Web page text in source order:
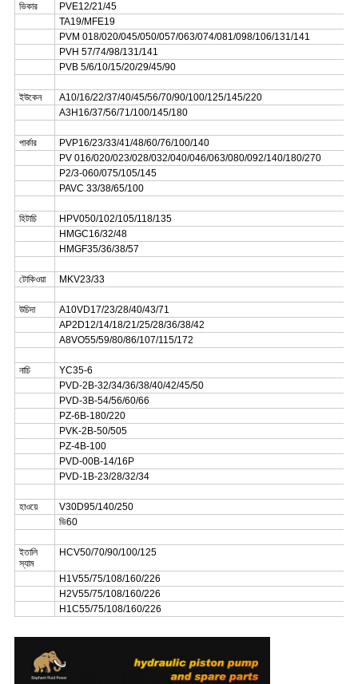
ভিকার
PVE12/21/45
TA19/MFE19
PVM 018/020/045/050/057/063/074/081/098/106/131/141
PVH 57/74/98/131/141
PVB 5/6/10/15/20/29/45/90
ইউকেন
A10/16/22/37/40/45/56/70/90/100/125/145/220
A3H16/37/56/71/100/145/180
পার্কার
PVP16/23/33/41/48/60/76/100/140
PV 016/020/023/028/032/040/046/063/080/092/140/180/270
P2/3-060/075/105/145
PAVC 33/38/65/100
হিটাচি
HPV050/102/105/118/135
HMGC16/32/48
HMGF35/36/38/57
টোকিওয়া MKV23/33
উচিদা
A10VD17/23/28/40/43/71
AP2D12/14/18/21/25/28/36/38/42
A8VO55/59/80/86/107/115/172
নাচি
YC35-6
PVD-2B-32/34/36/38/40/42/45/50
PVD-3B-54/56/60/66
PZ-6B-180/220
PVK-2B-50/505
PZ-4B-100
PVD-00B-14/16P
PVD-1B-23/28/32/34
হাওয়ে
V30D95/140/250
ভি60
ইতালি
স্যাম
HCV50/70/90/100/125
H1V55/75/108/160/226
H2V55/75/108/160/226
H1C55/75/108/160/226